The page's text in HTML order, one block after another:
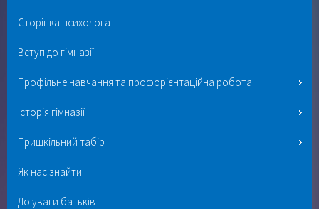
Сторінка психолога
Вступ до гімназії
Профільне навчання та профорієнтаційна робота
Історія гімназії
Пришкільний табір
Як нас знайти
До уваги батьків